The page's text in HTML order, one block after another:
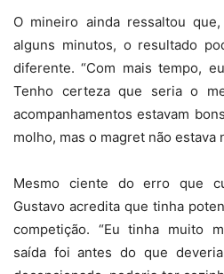
O mineiro ainda ressaltou
alguns minutos, o resultado
diferente. “Com mais tempo,
Tenho certeza que seria o
acompanhamentos estavam
molho, mas o magret não estava
Mesmo ciente do erro que
Gustavo acredita que tinha
competição. “Eu tinha muito
saída foi antes do que